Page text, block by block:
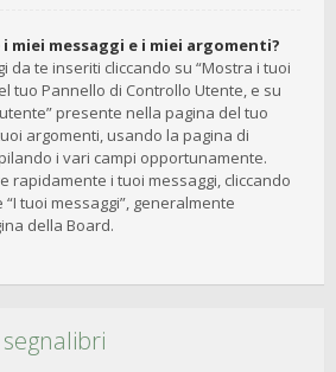
miei messaggi e i miei argomenti?
da te inseriti cliccando su “Mostra i tuoi
tuo Pannello di Controllo Utente, e su
presente nella pagina del tuo
argomenti, usando la pagina di
i vari campi opportunamente.
rapidamente i tuoi messaggi, cliccando
tuoi messaggi”, generalmente
della Board.